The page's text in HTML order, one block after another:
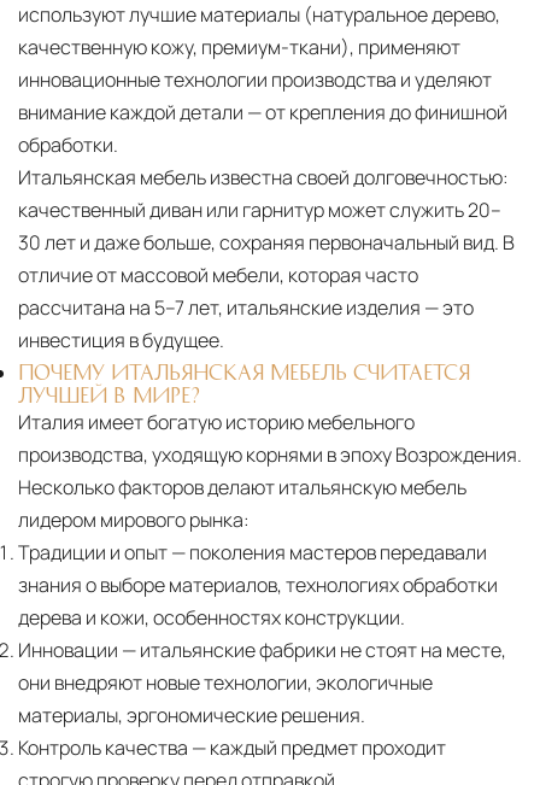
используют лучшие материалы (натуральное дерево,
качественную кожу, премиум-ткани), применяют
инновационные технологии производства и уделяют
внимание каждой детали — от крепления до финишной
обработки.
Итальянская мебель известна своей долговечностью:
качественный диван или гарнитур может служить 20–
30 лет и даже больше, сохраняя первоначальный вид. В
отличие от массовой мебели, которая часто
рассчитана на 5–7 лет, итальянские изделия — это
инвестиция в будущее.
ПОЧЕМУ ИТАЛЬЯНСКАЯ МЕБЕЛЬ СЧИТАЕТСЯ
ЛУЧШЕЙ В МИРЕ?
Италия имеет богатую историю мебельного
производства, уходящую корнями в эпоху Возрождения.
Несколько факторов делают итальянскую мебель
лидером мирового рынка:
Традиции и опыт— поколения мастеров передавали
знания о выборе материалов, технологиях обработки
дерева и кожи, особенностях конструкции.
Инновации — итальянские фабрики не стоят на месте,
они внедряют новые технологии, экологичные
материалы, эргономические решения.
Контроль качества — каждый предмет проходит